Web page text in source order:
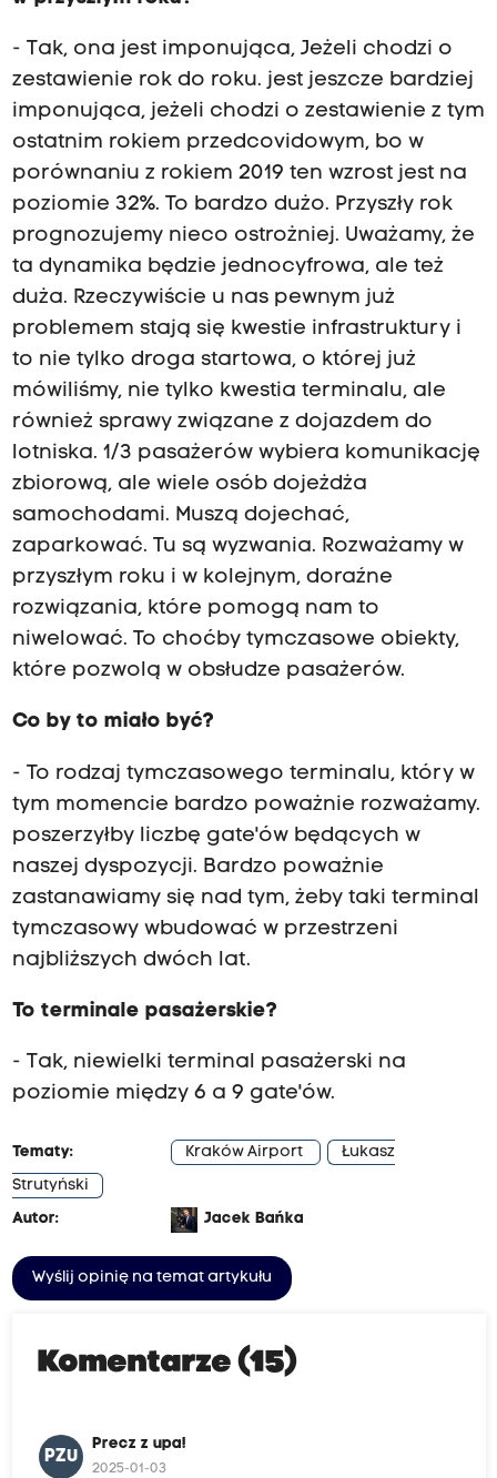
- Tak, ona jest imponująca, Jeżeli chodzi o
zestawienie rok do roku. jest jeszcze bardziej
imponująca, jeżeli chodzi o zestawienie z tym
ostatnim rokiem przedcovidowym, bo w
porównaniu z rokiem 2019 ten wzrost jest na
poziomie 32%. To bardzo dużo. Przyszły rok
prognozujemy nieco ostrożniej. Uważamy, że
ta dynamika będzie jednocyfrowa, ale też
duża. Rzeczywiście u nas pewnym już
problemem stają się kwestie infrastruktury i
to nie tylko droga startowa, o której już
mówiliśmy, nie tylko kwestia terminalu, ale
również sprawy związane z dojazdem do
lotniska. 1/3 pasażerów wybiera komunikację
zbiorową, ale wiele osób dojeżdża
samochodami. Muszą dojechać,
zaparkować. Tu są wyzwania. Rozważamy w
przyszłym roku i w kolejnym, doraźne
rozwiązania, które pomogą nam to
niwelować. To choćby tymczasowe obiekty,
które pozwolą w obsłudze pasażerów.
Co by to miało być?
- To rodzaj tymczasowego terminalu, który w
tym momencie bardzo poważnie rozważamy.
poszerzyłby liczbę gate'ów będących w
naszej dyspozycji. Bardzo poważnie
zastanawiamy się nad tym, żeby taki terminal
tymczasowy wbudować w przestrzeni
najbliższych dwóch lat.
To terminale pasażerskie?
- Tak, niewielki terminal pasażerski na
poziomie między 6 a 9 gate'ów.
Tematy: Kraków Airport
Łukasz
Strutyński
Autor:
Jacek Bańka
Wyślij opinię na temat artykułu
Komentarze (15)
PZU
Precz z upa!
2025-01-03